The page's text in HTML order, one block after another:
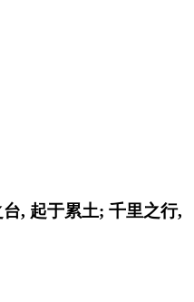
, 起于累土; 千里之行,